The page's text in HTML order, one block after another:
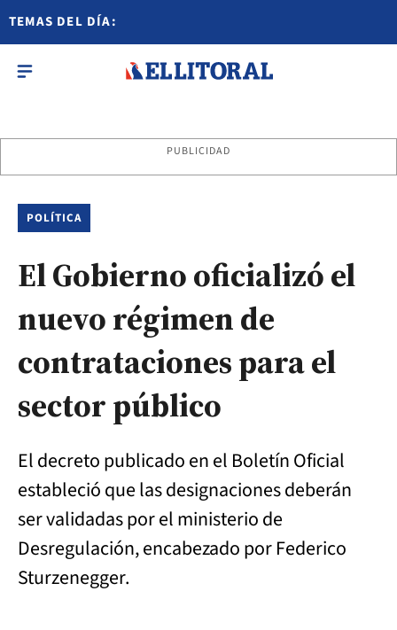
TEMAS DEL DÍA:
PUBLICIDAD
POLÍTICA
El Gobierno oficializó el
nuevo régimen de
contrataciones para el
sector público
El decreto publicado en el Boletín Oficial
estableció que las designaciones deberán
ser validadas por el ministerio de
Desregulación, encabezado por Federico
Sturzenegger.